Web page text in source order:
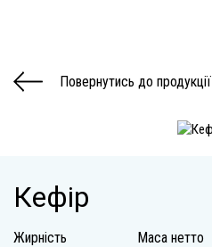
Повернутись до продукції
Кефір
Жирність Маса нетто